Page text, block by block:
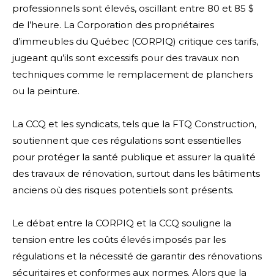
professionnels sont élevés, oscillant entre 80 et 85 $
de l’heure. La Corporation des propriétaires
d’immeubles du Québec (CORPIQ) critique ces tarifs,
jugeant qu’ils sont excessifs pour des travaux non
techniques comme le remplacement de planchers
ou la peinture.
La CCQ et les syndicats, tels que la FTQ Construction,
soutiennent que ces régulations sont essentielles
pour protéger la santé publique et assurer la qualité
des travaux de rénovation, surtout dans les bâtiments
anciens où des risques potentiels sont présents.
Le débat entre la CORPIQ et la CCQ souligne la
tension entre les coûts élevés imposés par les
régulations et la nécessité de garantir des rénovations
sécuritaires et conformes aux normes. Alors que la